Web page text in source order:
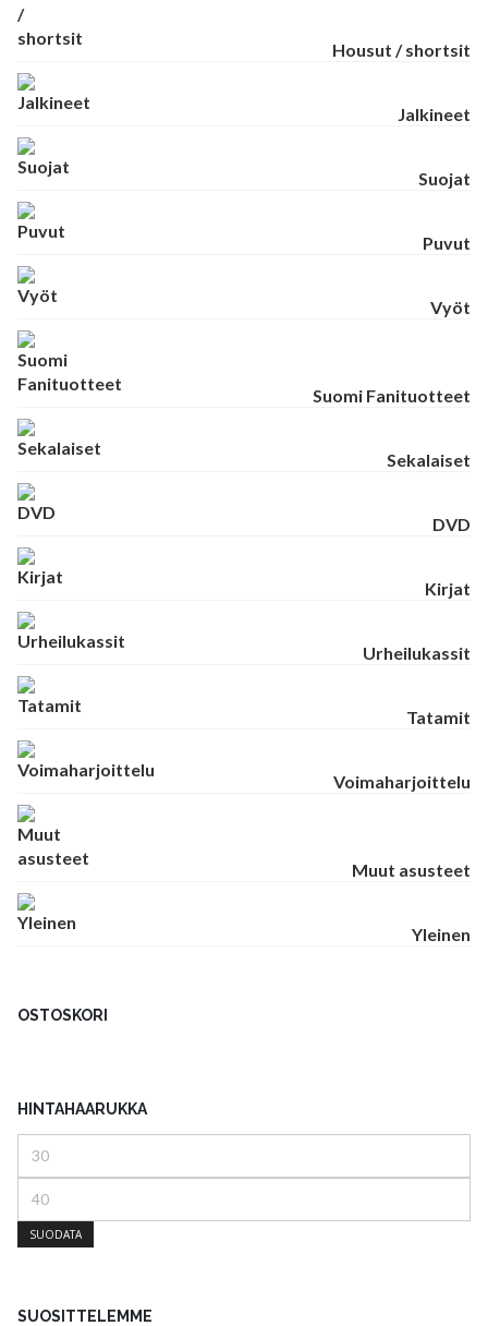
Housut / shortsit
Jalkineet
Suojat
Puvut
Vyöt
Suomi Fanituotteet
Sekalaiset
DVD
Kirjat
Urheilukassit
Tatamit
Voimaharjoittelu
Muut asusteet
Yleinen
OSTOSKORI
HINTAHAARUKKA
SUODATA
SUOSITTELEMME